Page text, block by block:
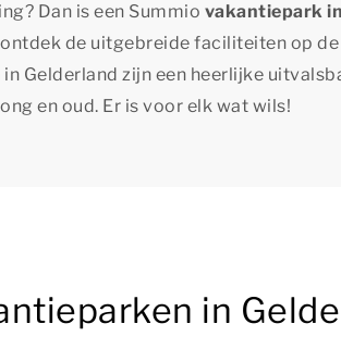
Dan is een Summio vakantiepark
de uitgebreide faciliteiten op
Gelderland zijn een heerlijke
en oud. Er is voor elk wat wils!
in